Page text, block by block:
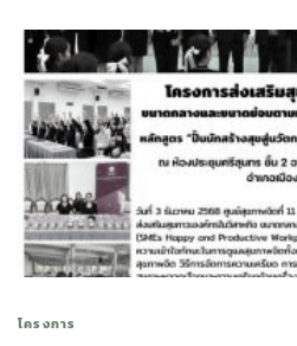
คู่มือ สำหรับบุคลากร
โครงการ